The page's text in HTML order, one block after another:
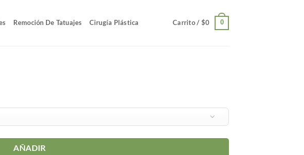
Remoción De Tatuajes Cirugía Plástica Carrito / $0 0
AÑADIR